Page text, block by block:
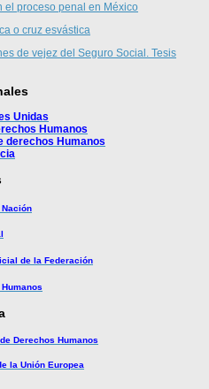
el proceso penal en México
o cruz esvástica
de vejez del Seguro Social. Tesis
Unidas
Humanos
derechos Humanos
de la Federación
Derechos Humanos
la Unión Europea